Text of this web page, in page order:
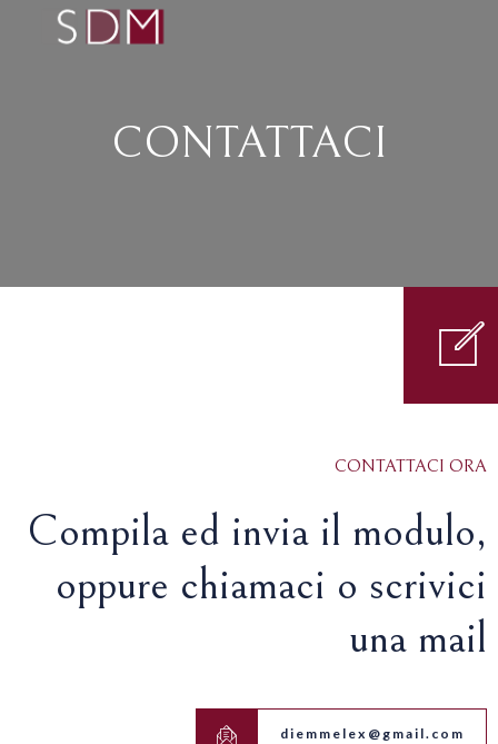
CONTATTACI
CONTATTACI ORA
Compila ed invia il modulo,
oppure chiamaci o scrivici
una mail
diemmelex@gmail.com